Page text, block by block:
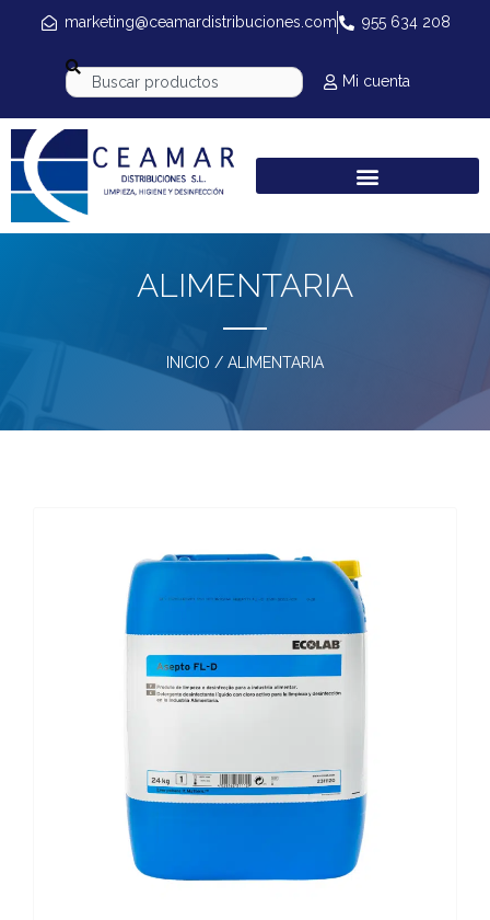
marketing@ceamardistribuciones.com 955 634 208
Mi cuenta
ALIMENTARIA
INICIO / ALIMENTARIA